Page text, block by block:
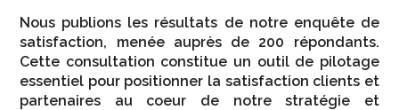
Nous publions les résultats de notre enquête de
satisfaction, menée auprès de 200 répondants.
Cette consultation constitue un outil de pilotage
essentiel pour positionner la satisfaction clients et
partenaires au coeur de notre stratégie et